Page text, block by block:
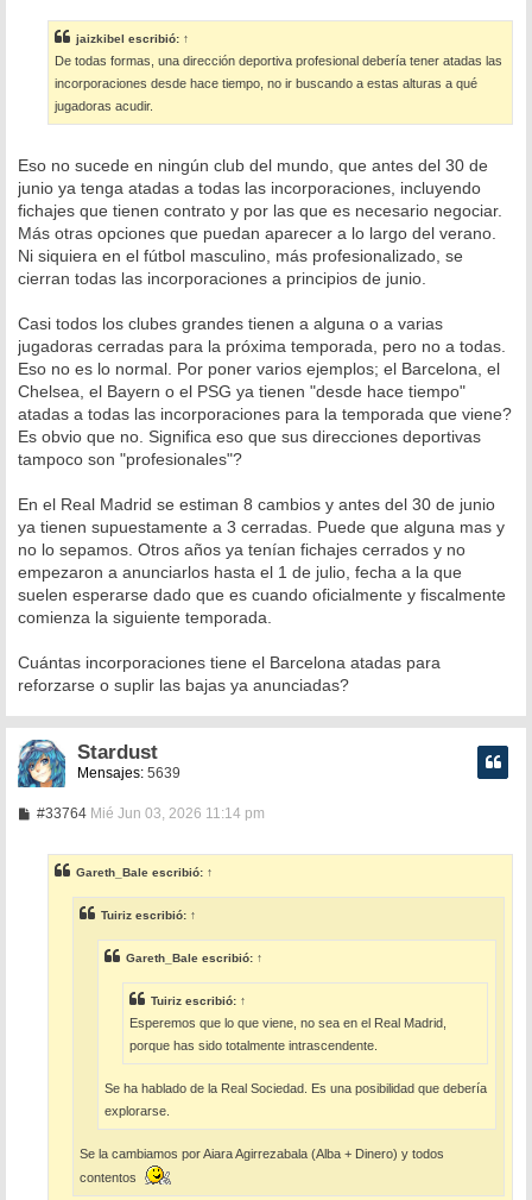
a
j
e
jaizkibel escribió: ↑
De todas formas, una dirección deportiva profesional debería tener atadas las
incorporaciones desde hace tiempo, no ir buscando a estas alturas a qué
jugadoras acudir.
Eso no sucede en ningún club del mundo, que antes del 30 de
junio ya tenga atadas a todas las incorporaciones, incluyendo
fichajes que tienen contrato y por las que es necesario negociar.
Más otras opciones que puedan aparecer a lo largo del verano.
Ni siquiera en el fútbol masculino, más profesionalizado, se
cierran todas las incorporaciones a principios de junio.
Casi todos los clubes grandes tienen a alguna o a varias
jugadoras cerradas para la próxima temporada, pero no a todas.
Eso no es lo normal. Por poner varios ejemplos; el Barcelona, el
Chelsea, el Bayern o el PSG ya tienen "desde hace tiempo"
atadas a todas las incorporaciones para la temporada que viene?
Es obvio que no. Significa eso que sus direcciones deportivas
tampoco son "profesionales"?
En el Real Madrid se estiman 8 cambios y antes del 30 de junio
ya tienen supuestamente a 3 cerradas. Puede que alguna mas y
no lo sepamos. Otros años ya tenían fichajes cerrados y no
empezaron a anunciarlos hasta el 1 de julio, fecha a la que
suelen esperarse dado que es cuando oficialmente y fiscalmente
comienza la siguiente temporada.
Cuántas incorporaciones tiene el Barcelona atadas para
reforzarse o suplir las bajas ya anunciadas?
Stardust
Mensajes: 5639
#33764M
a
j
e
Mié Jun 03, 2026 11:14 pm
Gareth_Bale escribió: ↑
Tuiriz escribió: ↑
Gareth_Bale escribió: ↑
Tuiriz escribió: ↑
Esperemos que lo que viene, no sea en el Real Madrid,
porque has sido totalmente intrascendente.
Se ha hablado de la Real Sociedad. Es una posibilidad que debería
explorarse.
Se la cambiamos por Aiara Agirrezabala (Alba + Dinero) y todos
contentos